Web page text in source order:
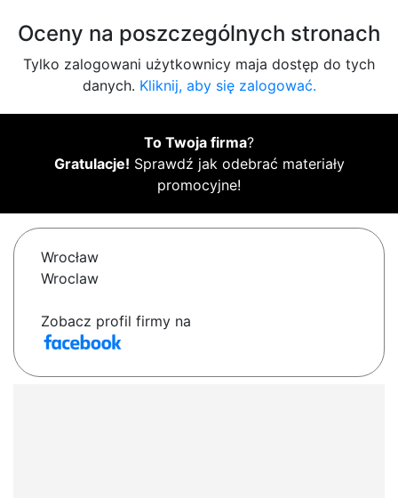
Oceny na poszczególnych stronach
Tylko zalogowani użytkownicy maja dostęp do tych
danych. Kliknij, aby się zalogować.
To Twoja firma?
Gratulacje! Sprawdź jak odebrać materiały
promocyjne!
Wrocław
Wroclaw
Zobacz profil firmy na